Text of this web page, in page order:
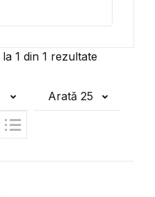
la 1 din 1 rezultate
Arată 25